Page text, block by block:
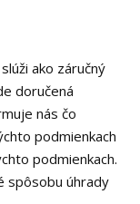
ako záručný
doručená
nás čo
podmienkach
podmienkach.
spôsobu úhrady